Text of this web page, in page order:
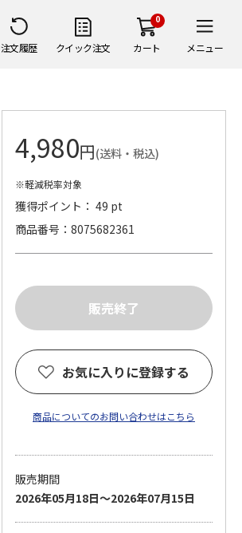
注文履歴 クイック注文
0
カート メニュー
4,980円(送料・税込)
※軽減税率対象
獲得ポイント： 49 pt
商品番号
8075682361
お気に入りに登録する
商品についてのお問い合わせはこちら
販売期間
2026年05月18日～2026年07月15日